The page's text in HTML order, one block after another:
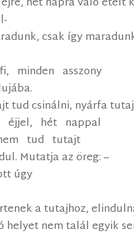
csak így
minden asszony
tud csinálni, nyárfa
hét nappal
tud tutajt
Mutatja az öreg: –
úgy
a tutajhoz,
helyet nem talál egyik